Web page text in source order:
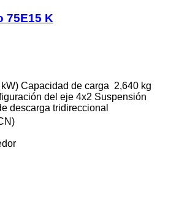
75E15 K
Capacidad de carga 2,640 kg
del eje 4x2 Suspensión
descarga tridireccional